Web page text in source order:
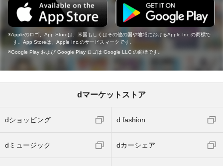
Appleのロゴ、App Storeは、米国もしくはその他の国や地域におけるApple Inc.の商標で
す。App Storeは、Apple Inc.のサービスマークです。
Google Play および Google Play ロゴは Google LLC の商標です。
dマーケットストア
dショッピング d fashion
dミュージック dカーシェア